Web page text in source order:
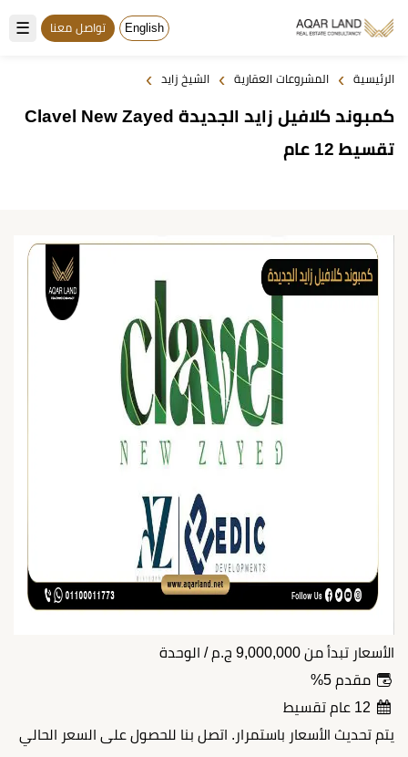
☰ English تواصل معنا
الرئيسية › المشروعات العقارية › الشيخ زايد ›
كمبوند كلافيل زايد الجديدة Clavel New Zayed
تقسيط 12 عام
الأسعار تبدأ من 9,000,000 ج.م / الوحدة
مقدم 5%
يتم تحديث الأسعار باستمرار. اتصل بنا للحصول على السعر الحالي